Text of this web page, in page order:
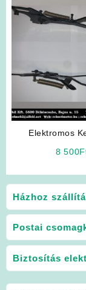
Házhoz
Postai
Biztosítás
Elektromos
8 500